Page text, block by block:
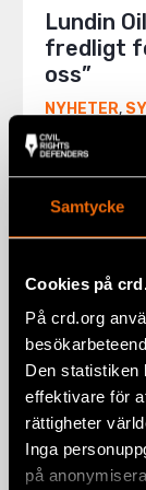
Samtycke
Cookies på
På crd.org
Den statistiken
effektivare för
rättigheter
Inga
på
Lundin
fredligt
oss”
NYHETER,